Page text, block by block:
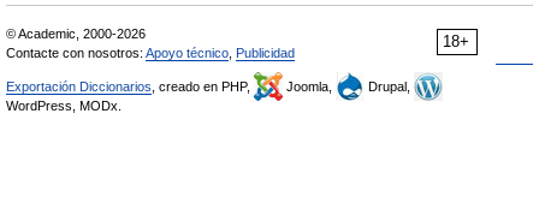
18+
© Academic, 2000-2026
Contacte con nosotros: Apoyo técnico Publicidad
Exportación Diccionarios , creado en PHP, Joomla,
Drupal,
WordPress, MODx.